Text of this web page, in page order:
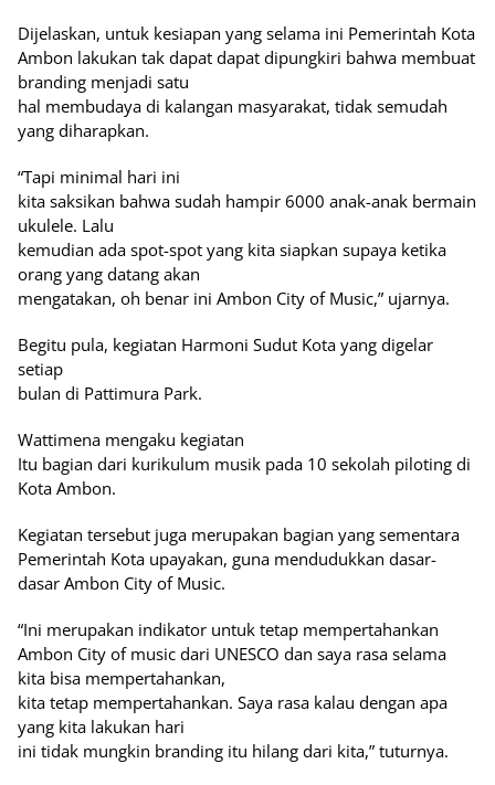
Dijelaskan, untuk kesiapan yang selama ini Pemerintah Kota
Ambon lakukan tak dapat dapat dipungkiri bahwa membuat
branding menjadi satu
hal membudaya di kalangan masyarakat, tidak semudah
yang diharapkan.
“Tapi minimal hari ini
kita saksikan bahwa sudah hampir 6000 anak-anak bermain
ukulele. Lalu
kemudian ada spot-spot yang kita siapkan supaya ketika
orang yang datang akan
mengatakan, oh benar ini Ambon City of Music,” ujarnya.
Begitu pula, kegiatan Harmoni Sudut Kota yang digelar
setiap
bulan di Pattimura Park.
Wattimena mengaku kegiatan
Itu bagian dari kurikulum musik pada 10 sekolah piloting di
Kota Ambon.
Kegiatan tersebut juga merupakan bagian yang sementara
Pemerintah Kota upayakan, guna mendudukkan dasar-
dasar Ambon City of Music.
“Ini merupakan indikator untuk tetap mempertahankan
Ambon City of music dari UNESCO dan saya rasa selama
kita bisa mempertahankan,
kita tetap mempertahankan. Saya rasa kalau dengan apa
yang kita lakukan hari
ini tidak mungkin branding itu hilang dari kita,” tuturnya.